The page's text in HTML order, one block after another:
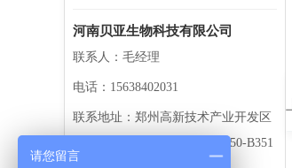
河南贝亚生物科技有限公司
联系人：毛经理
电话：15638402031
联系地址：郑州高新技术产业开发区
金梭路创业中心2号楼三楼B350-B351
请您留言